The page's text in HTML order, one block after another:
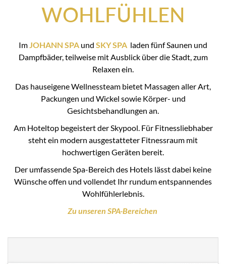
WOHLFÜHLEN
Im JOHANN SPA und SKY SPA laden fünf Saunen und
Dampfbäder, teilweise mit Ausblick über die Stadt, zum
Relaxen ein.
Das hauseigene Wellnessteam bietet Massagen aller Art,
Packungen und Wickel sowie Körper- und
Gesichtsbehandlungen an.
Am Hoteltop begeistert der Skypool. Für Fitnessliebhaber
steht ein modern ausgestatteter Fitnessraum mit
hochwertigen Geräten bereit.
Der umfassende Spa-Bereich des Hotels lässt dabei keine
Wünsche offen und vollendet Ihr rundum entspannendes
Wohlfühlerlebnis.
Zu unseren SPA-Bereichen